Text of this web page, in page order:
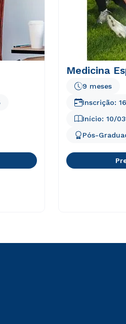
Medicina
Início: 10/
9 meses
Pós-
Inscrição: